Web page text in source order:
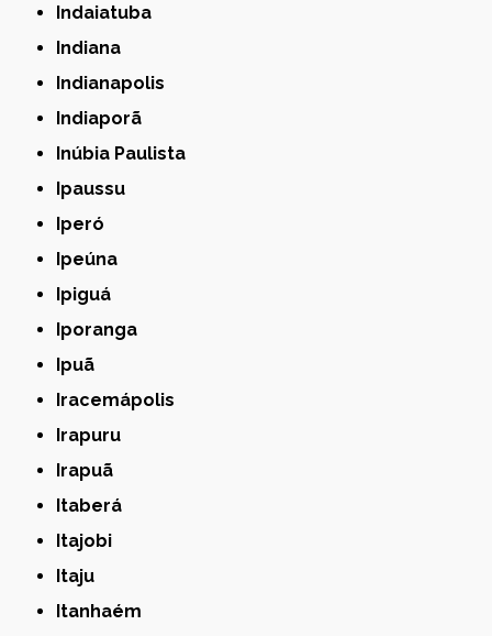
Indaiatuba
Indiana
Indianapolis
Indiaporã
Inúbia Paulista
Ipaussu
Iperó
Ipeúna
Ipiguá
Iporanga
Ipuã
Iracemápolis
Irapuru
Irapuã
Itaberá
Itajobi
Itaju
Itanhaém